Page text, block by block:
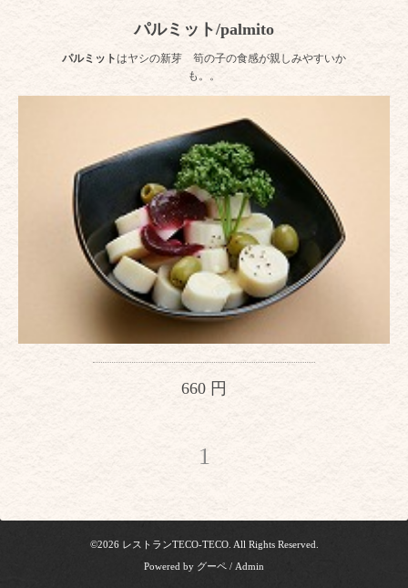
パルミット/palmito
パルミットはヤシの新芽 筍の子の食感が親しみやすいか
も。。
660 円
1
©2026 レストランTECO-TECO. All Rights Reserved.
Powered by グーペ / Admin